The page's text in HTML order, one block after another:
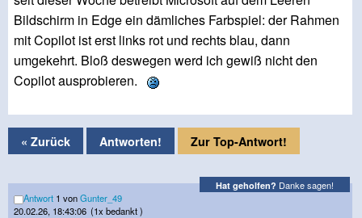
Bildschirm in Edge ein dämliches Farbspiel: der Rahmen
mit Copilot ist erst links rot und rechts blau, dann
umgekehrt. Bloß deswegen werd ich gewiß nicht den
Copilot ausprobieren.
« Zurück Antworten! Zur Top-Antwort!
Hat geholfen? Danke sagen!
Antwort 1 vonGunter_49
20.02.26, 18:43:06 (1x bedankt )